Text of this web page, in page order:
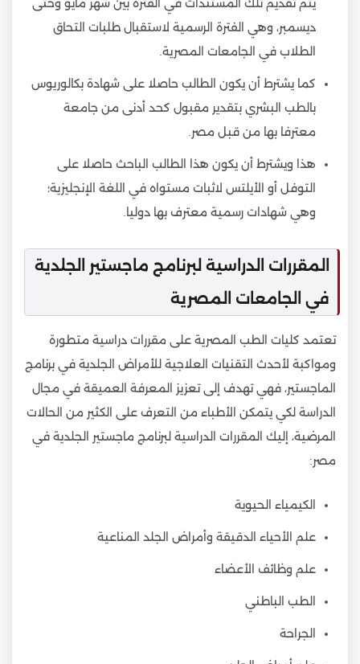
يتم تقديم تلك المستندات في الفترة بين شهر مايو وحتى
ديسمبر، وهي الفترة الرسمية لاستقبال طلبات التحاق
الطلاب في الجامعات المصرية.
كما يشترط أن يكون الطالب حاصلا على شهادة بكالوريوس
بالطب البشري بتقدير مقبول كحد أدنى من جامعة
معترفا بها من قبل مصر.
هذا ويشترط أن يكون هذا الطالب الباحث حاصلا على
التوفل أو الأيلتس لاثبات مستواه في اللغة الإنجليزية؛
وهي شهادات رسمية معترف بها دوليا.
المقررات الدراسية لبرنامج ماجستير الجلدية
في الجامعات المصرية
تعتمد كليات الطب المصرية على مقررات دراسية متطورة
ومواكبة لأحدث التقنيات العلاجية للأمراض الجلدية في برنامج
الماجستير، فهي تهدف إلى تعزيز المعرفة العميقة في مجال
الدراسة لكي يتمكن الأطباء من التعرف على الكثير من الحالات
المرضية، إليك المقررات الدراسية لبرنامج ماجستير الجلدية في
مصر:
الكيمياء الحيوية
علم الأحياء الدقيقة وأمراض الجلد المناعية
علم وظائف الأعضاء
الطب الباطني
الجراحة